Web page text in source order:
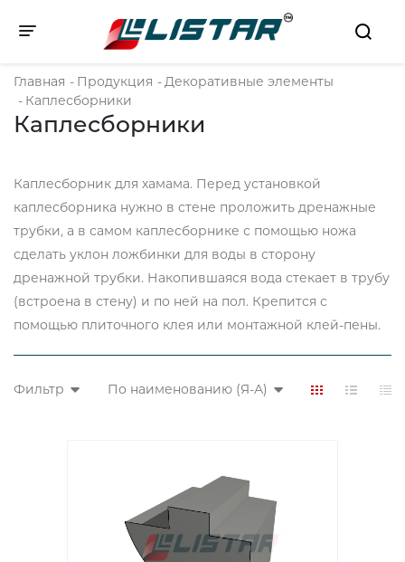
Toggle navigation
Главная - Продукция -Декоративные элементы
- Каплесборники
Каплесборники
Каплесборник для хамама. Перед установкой
каплесборника нужно в стене проложить дренажные
трубки, а в самом каплесборнике с помощью ножа
сделать уклон ложбинки для воды в сторону
дренажной трубки. Накопившаяся вода стекает в трубу
(встроена в стену) и по ней на пол. Крепится с
помощью плиточного клея или монтажной клей-пены.
Фильтр По наименованию (Я-А)